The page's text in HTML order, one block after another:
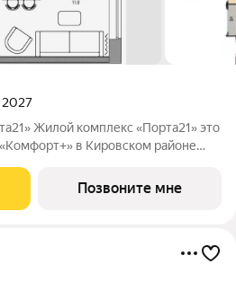
2027
Жилой комплекс «Порта21» это
в Кировском районе
и ощущением спокойствия.
Позвоните мне